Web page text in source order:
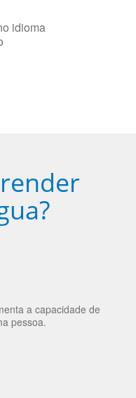
idioma
a capacidade de
pessoa.